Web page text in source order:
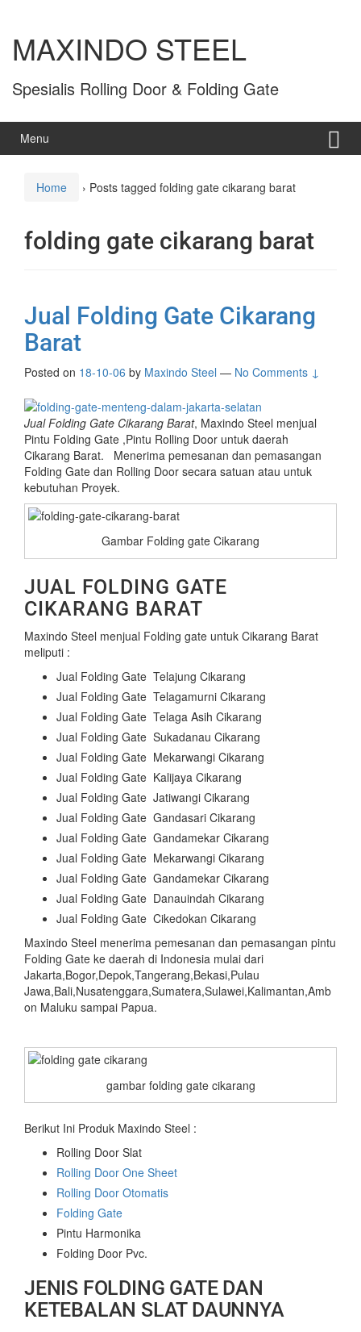
MAXINDO STEEL
Spesialis Rolling Door & Folding Gate
Menu
Home › Posts tagged folding gate cikarang barat
folding gate cikarang barat
Jual Folding Gate Cikarang
Barat
Posted on 18-10-06 by Maxindo Steel — No Comments ↓
Jual Folding Gate Cikarang Barat, Maxindo Steel menjual
Pintu Folding Gate ,Pintu Rolling Door untuk daerah
Cikarang Barat. Menerima pemesanan dan pemasangan
Folding Gate dan Rolling Door secara satuan atau untuk
kebutuhan Proyek.
Gambar Folding gate Cikarang
JUAL FOLDING GATE
CIKARANG BARAT
Maxindo Steel menjual Folding gate untuk Cikarang Barat
meliputi :
Jual Folding Gate Telajung Cikarang
Jual Folding Gate Telagamurni Cikarang
Jual Folding Gate Telaga Asih Cikarang
Jual Folding Gate Sukadanau Cikarang
Jual Folding Gate Mekarwangi Cikarang
Jual Folding Gate Kalijaya Cikarang
Jual Folding Gate Jatiwangi Cikarang
Jual Folding Gate Gandasari Cikarang
Jual Folding Gate Gandamekar Cikarang
Jual Folding Gate Mekarwangi Cikarang
Jual Folding Gate Gandamekar Cikarang
Jual Folding Gate Danauindah Cikarang
Jual Folding Gate Cikedokan Cikarang
Maxindo Steel menerima pemesanan dan pemasangan pintu
Folding Gate ke daerah di Indonesia mulai dari
Jakarta,Bogor,Depok,Tangerang,Bekasi,Pulau
Jawa,Bali,Nusatenggara,Sumatera,Sulawei,Kalimantan,Amb
on Maluku sampai Papua.
gambar folding gate cikarang
Berikut Ini Produk Maxindo Steel :
Rolling Door Slat
Rolling Door One Sheet
Rolling Door Otomatis
Folding Gate
Pintu Harmonika
Folding Door Pvc.
JENIS FOLDING GATE DAN
KETEBALAN SLAT DAUNNYA